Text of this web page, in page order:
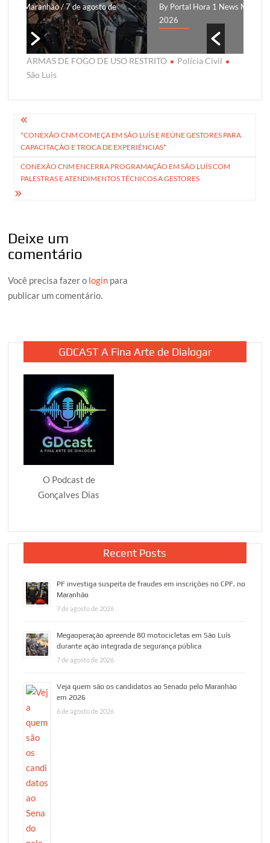
By Portal Hora 1 News Maranhão
/ 6 de agosto de
2026
ARMAS DE FOGO DE USO RESTRITO
Polícia Civil
São Luis
Navegação
de
Post
*CONEXÃO CNM COMEÇA EM SÃO LUÍS E REÚNE GESTORES PARA
CAPACITAÇÃO E TROCA DE EXPERIÊNCIAS*
CONEXÃO CNM ENCERRA PROGRAMAÇÃO EM SÃO LUÍS COM
PALESTRAS E ATENDIMENTOS TÉCNICOS A GESTORES
Deixe um
comentário
Você precisa fazer o login para
publicar um comentário.
GDCAST A Fina Arte de Dialogar
O Podcast de
Gonçalves Dias
Recent Posts
PF investiga suspeita de fraudes em inscrições no CPF, no
Maranhão
7 de agosto de 2026
Megaoperação apreende 80 motocicletas em São Luís
durante ação integrada de segurança pública
7 de agosto de 2026
Veja quem são os candidatos ao Senado pelo Maranhão
em 2026
6 de agosto de 2026